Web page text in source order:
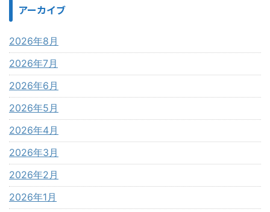
アーカイブ
2026年8月
2026年7月
2026年6月
2026年5月
2026年4月
2026年3月
2026年2月
2026年1月